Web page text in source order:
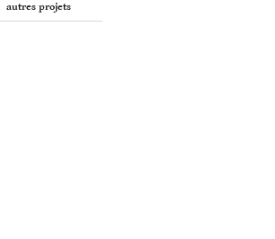
autres projets